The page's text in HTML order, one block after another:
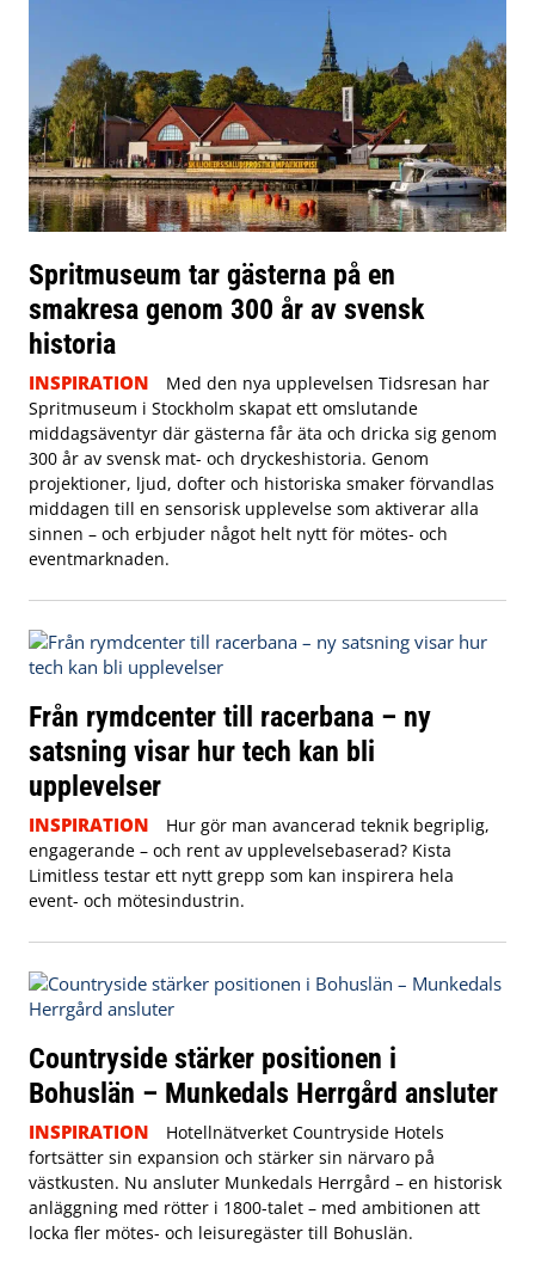
Spritmuseum tar gästerna på en
smakresa genom 300 år av svensk
historia
INSPIRATION
Med den nya upplevelsen Tidsresan har
Spritmuseum i Stockholm skapat ett omslutande
middagsäventyr där gästerna får äta och dricka sig genom
300 år av svensk mat- och dryckeshistoria. Genom
projektioner, ljud, dofter och historiska smaker förvandlas
middagen till en sensorisk upplevelse som aktiverar alla
sinnen – och erbjuder något helt nytt för mötes- och
eventmarknaden.
Från rymdcenter till racerbana – ny
satsning visar hur tech kan bli
upplevelser
INSPIRATION
Hur gör man avancerad teknik begriplig,
engagerande – och rent av upplevelsebaserad? Kista
Limitless testar ett nytt grepp som kan inspirera hela
event- och mötesindustrin.
Countryside stärker positionen i
Bohuslän – Munkedals Herrgård ansluter
INSPIRATION
Hotellnätverket Countryside Hotels
fortsätter sin expansion och stärker sin närvaro på
västkusten. Nu ansluter Munkedals Herrgård – en historisk
anläggning med rötter i 1800-talet – med ambitionen att
locka fler mötes- och leisuregäster till Bohuslän.